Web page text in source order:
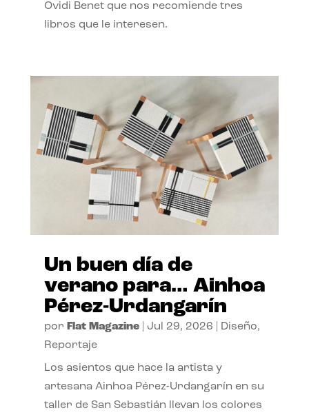
Ovidi Benet que nos recomiende tres
libros que le interesen.
Un buen día de
verano para… Ainhoa
Pérez-Urdangarín
por Flat Magazine| Jul 29, 2026 Diseño,
Reportaje
Los asientos que hace la artista y
artesana Ainhoa Pérez-Urdangarín en su
taller de San Sebastián llevan los colores